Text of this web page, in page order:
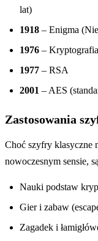
lat)
1918 – Enigma
1976 –
1977 – RSA
2001 – AES
Zastosowania
Choć szyfry klasyczne
nowoczesnym sensie,
Nauki podstaw
Gier i zabaw
Zagadek i